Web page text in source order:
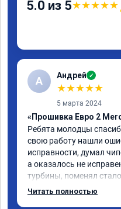
5.0 из 5★★★★★
А Андрей ✓
★★★★★
5 марта 2024
«Прошивка Евро 2
Ребята молодцы
свою работу нашли
исправности, думал
а оказалось не
турбины, поменял
Читать полностью